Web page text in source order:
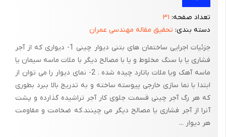
نیم سانتیمتر روی پلاسترها قرار داده و قطعات سرامیک آماده را در
دوغاب غرق نموده تا شیره دوغاب به زیر درزهای سرامیک نفوذ کند و
از این روی قطعات به پلاستر زیر چسبیده شود و روی سرامیک ها با
شمشه و چکش های لاستیکی کوبیده و هموار گردد ، 24 ساعت بعد
کاغذ روی سرامیک را نم زده و پس از خیس خوردن به وسیله پارچه ای
جمع آوری و نظافت می گردد، در این حالت باید کنترل شود که چنان
چه درزی از سیمان بر خوردار نشده و لای درز باز مانده باشد مجددا از
سیمان دوغاب پر می شود ودرز ها با رنگ سرامیک به صورت دوغاب
تزئین و چنان چه نیاز به بتونه کاری باشد از سیمان سفید و رنگ
تعداد صفحه: ۳۱
دسته بندی: تحقیق مقاله مهندسی عمران
جزئیات اجرایی ساختمان های بتنی دیوار چینی 1- دیواری که از آجر
فشاری یا با سنگ مخلوط و یا با مصالح دیگر با ملات ماسه سیمان یا
ماسه آهک ویا ملات باتارد چیده شده . 2- نمای دیوار را می توان از
ابتدا با نما سازی خارجی پیوسته ساخته و به تدریج بالا ببرد بطوری
که هر رگ آجر چینی قسمت جلوی کار آجر تراشیده گذارده و پشت
آنرا از آجر فشاری یا مصالح دیگر می چینند.که ضخامت و مقاومت
هر دیوار ...